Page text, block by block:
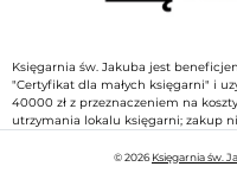
Księgarnia św. Jakuba jest
"Certyfikat dla małych księgarni" i
40000 zł z przeznaczeniem na
utrzymania lokalu księgarni; zakup
© 2026Księgarnia św.